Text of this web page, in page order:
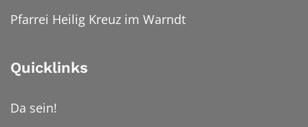
Pfarrei Heilig Kreuz im Warndt
Quicklinks
Da sein!